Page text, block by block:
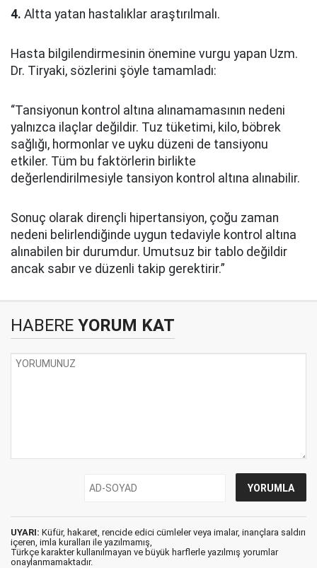
4. Altta yatan hastalıklar araştırılmalı.
Hasta bilgilendirmesinin önemine vurgu yapan Uzm.
Dr. Tiryaki, sözlerini şöyle tamamladı:
“Tansiyonun kontrol altına alınamamasının nedeni
yalnızca ilaçlar değildir. Tuz tüketimi, kilo, böbrek
sağlığı, hormonlar ve uyku düzeni de tansiyonu
etkiler. Tüm bu faktörlerin birlikte
değerlendirilmesiyle tansiyon kontrol altına alınabilir.
Sonuç olarak dirençli hipertansiyon, çoğu zaman
nedeni belirlendiğinde uygun tedaviyle kontrol altına
alınabilen bir durumdur. Umutsuz bir tablo değildir
ancak sabır ve düzenli takip gerektirir.”
HABERE YORUM KAT
UYARI: Küfür, hakaret, rencide edici cümleler veya imalar, inançlara saldırı
içeren, imla kuralları ile yazılmamış,
Türkçe karakter kullanılmayan ve büyük harflerle yazılmış yorumlar
onaylanmamaktadır.